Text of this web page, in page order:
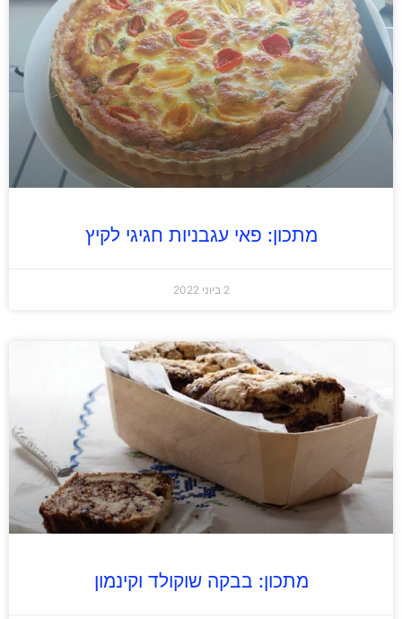
מתכון: פאי עגבניות חגיגי לקיץ
2 ביוני 2022
מתכון: בבקה שוקולד וקינמון